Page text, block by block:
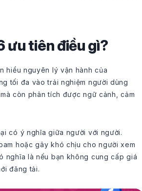
ưu tiên điều gì?
hiểu nguyên lý vận hành của
tối đa vào trải nghiệm người dùng
còn phân tích được ngữ cảnh, cảm
có ý nghĩa giữa người với người.
hoặc gây khó chịu cho người xem
nghĩa là nếu bạn không cung cấp giá
đăng tải.